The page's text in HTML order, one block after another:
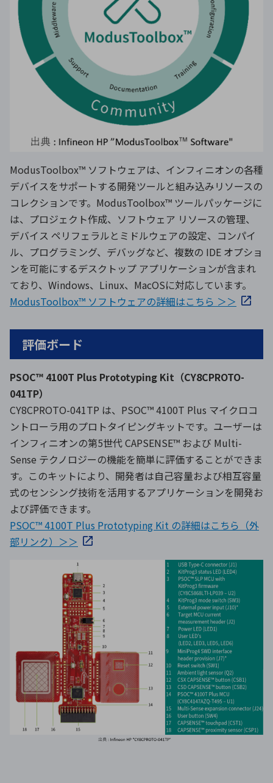
ModusToolbox™ ソフトウェアは、インフィニオンの各種
デバイスをサポートする開発ツールと組み込みリソースの
コレクションです。ModusToolbox™ ツールパッケージに
は、プロジェクト作成、ソフトウェア リソースの管理、
デバイス ペリフェラルとミドルウェアの設定、コンパイ
ル、プログラミング、デバッグなど、複数の IDE オプショ
ンを可能にするデスクトップ アプリケーションが含まれ
ており、Windows、Linux、MacOSに対応しています。
ModusToolbox™ ソフトウェアの詳細はこちら ＞＞
評価ボード
PSOC™ 4100T Plus Prototyping Kit（CY8CPROTO-
041TP）
CY8CPROTO-041TP は、PSOC™ 4100T Plus マイクロコ
ントローラ用のプロトタイピングキットです。ユーザーは
インフィニオンの第5世代 CAPSENSE™ および Multi-
Sense テクノロジーの機能を簡単に評価することができま
す。このキットにより、開発者は自己容量および相互容量
式のセンシング技術を活用するアプリケーションを開発お
よび評価できます。
PSOC™ 4100T Plus Prototyping Kit の詳細はこちら（外
部リンク）＞＞